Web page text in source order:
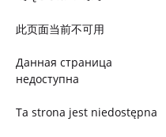
此页面当前不可用
Данная страница
недоступна
Ta strona jest niedostępna